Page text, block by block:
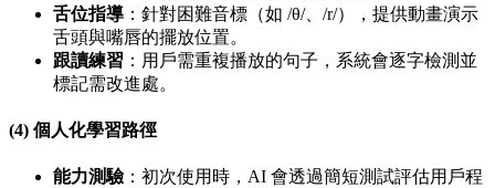
舌位指導 ：針對困難音標（如 /θ/、/r/），提供動畫演示
舌頭與嘴唇的擺放位置。
跟讀練習 ：用戶需重複播放的句子，系統會逐字檢測並
標記需改進處。
(4) 個人化學習路徑
能力測驗：初次使用時，AI 會透過簡短測試評估用戶程